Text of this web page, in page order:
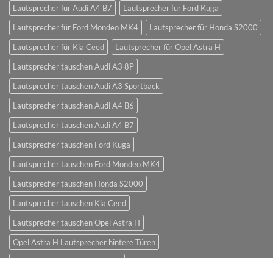
Lautsprecher für Audi A4 B7
Lautsprecher für Ford Kuga
Lautsprecher für Ford Mondeo MK4
Lautsprecher für Honda S2000
Lautsprecher für Kia Ceed
Lautsprecher für Opel Astra H
Lautsprecher tauschen Audi A3 8P
Lautsprecher tauschen Audi A3 Sportback
Lautsprecher tauschen Audi A4 B6
Lautsprecher tauschen Audi A4 B7
Lautsprecher tauschen Ford Kuga
Lautsprecher tauschen Ford Mondeo MK4
Lautsprecher tauschen Honda S2000
Lautsprecher tauschen Kia Ceed
Lautsprecher tauschen Opel Astra H
Opel Astra H Lautsprecher hintere Türen